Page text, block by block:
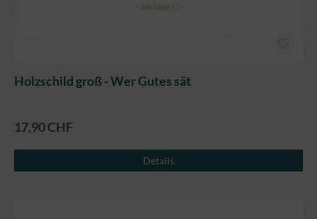
Holzschild groß - Wer Gutes sät
17,90 CHF
Details